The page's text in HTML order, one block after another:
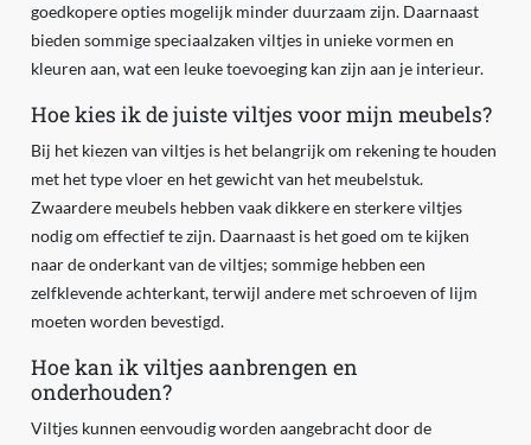
goedkopere opties mogelijk minder duurzaam zijn. Daarnaast
bieden sommige speciaalzaken viltjes in unieke vormen en
kleuren aan, wat een leuke toevoeging kan zijn aan je interieur.
Hoe kies ik de juiste viltjes voor mijn meubels?
Bij het kiezen van viltjes is het belangrijk om rekening te houden
met het type vloer en het gewicht van het meubelstuk.
Zwaardere meubels hebben vaak dikkere en sterkere viltjes
nodig om effectief te zijn. Daarnaast is het goed om te kijken
naar de onderkant van de viltjes; sommige hebben een
zelfklevende achterkant, terwijl andere met schroeven of lijm
moeten worden bevestigd.
Hoe kan ik viltjes aanbrengen en
onderhouden?
Viltjes kunnen eenvoudig worden aangebracht door de